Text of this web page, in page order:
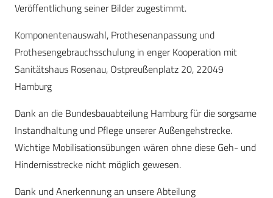
Veröffentlichung seiner Bilder zugestimmt.
Komponentenauswahl, Prothesenanpassung und
Prothesengebrauchsschulung in enger Kooperation mit
Sanitätshaus Rosenau, Ostpreußenplatz 20, 22049
Hamburg
Dank an die Bundesbauabteilung Hamburg für die sorgsame
Instandhaltung und Pflege unserer Außengehstrecke.
Wichtige Mobilisationsübungen wären ohne diese Geh- und
Hindernisstrecke nicht möglich gewesen.
Dank und Anerkennung an unsere Abteilung